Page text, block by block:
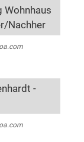
Wohnhaus
Nachher
-